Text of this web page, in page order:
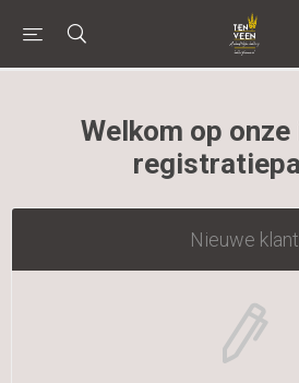
Welkom op
Nieuwe klant